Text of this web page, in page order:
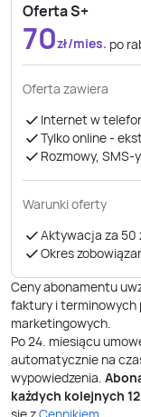
Oferta S+
70zł/mies. po
Oferta zawiera
Internet w
Tylko online -
Rozmowy, SMS-
Warunki oferty
Aktywacja za 50
Okres
Ceny abonamentu
faktury i terminowych
marketingowych.
Po24. miesiącu
automatycznie na
wypowiedzenia.
każdych kolejnych